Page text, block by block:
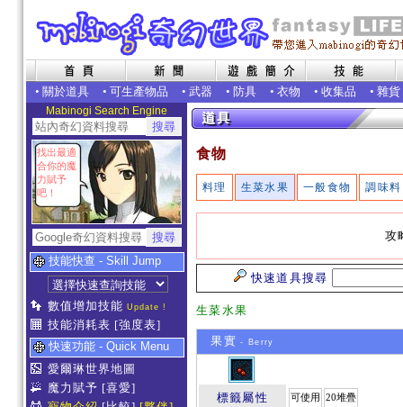
• 關於道具 • 可生產物品 • 武器 • 防具 • 衣物 • 收集品 • 雜貨
Mabinogi Search Engine
找出最適
合你的魔
力賦予
吧！
技能快查 - Skill Jump
數值增加技能 Update !
技能消耗表 [強度表]
快速功能 - Quick Menu
愛爾琳世界地圖
魔力賦予 [喜愛]
食物
料理 生菜水果 一般食物 調味料
攻
快速道具搜尋
生菜水果
果實 - Berry
標籤屬性 可使用 20堆疊